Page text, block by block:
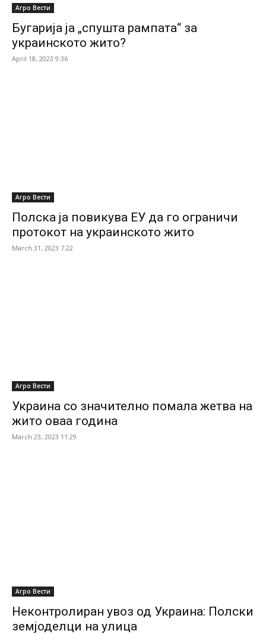
Агро Вести
Бугарија ја „спушта рампата“ за
украинското жито?
April 18, 2023 9:36
Агро Вести
Полска ја повикува ЕУ да го ограничи
протокот на украинското жито
March 31, 2023 7:22
Агро Вести
Украина со значително помала жетва на
жито оваа година
March 23, 2023 11:29
Агро Вести
Неконтролиран увоз од Украина: Полски
земјоделци на улица